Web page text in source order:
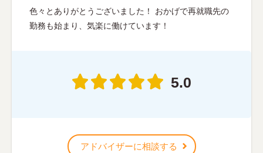
色々とありがとうございました！ おかげで再就職先の
勤務も始まり、気楽に働けています！
5.0
アドバイザーに相談する